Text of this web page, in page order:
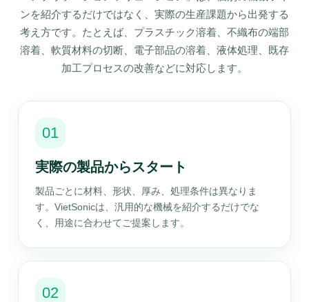
ンを紹介するだけではなく、実際の生産課題から出発する
考え方です。たとえば、プラスチック溶着、不織布の端部
溶着、軟質材料の切断、電子部品の溶着、液体処理、既存
加工プロセスの改善などに対応します。
01
実際の製品からスタート
製品ごとに材料、形状、厚み、処理条件は異なりま
す。VietSonicは、汎用的な機械を紹介するだけでな
く、用途に合わせてご提案します。
02